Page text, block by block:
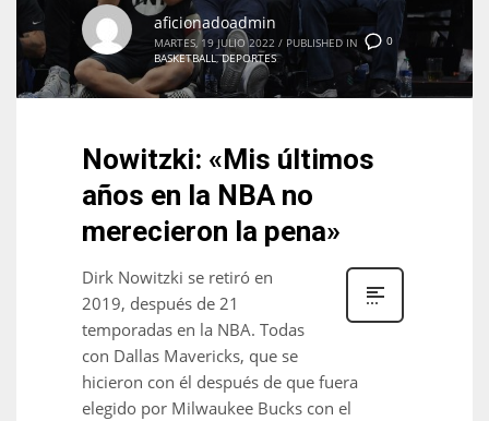
DEN
PIT
NYG
0
aficionadoadmin
MARTES, 19 JULIO 2022 / PUBLISHED IN
BASKETBALL,DEPORTES
Nowitzki: «Mis últimos
años en la NBA no
merecieron la pena»
Dirk Nowitzki se retiró en
2019, después de 21
temporadas en la NBA. Todas
con Dallas Mavericks, que se
hicieron con él después de que fuera
elegido por Milwaukee Bucks con el